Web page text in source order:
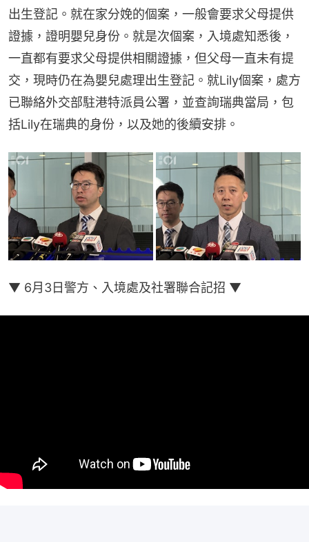
出生登記。就在家分娩的個案，一般會要求父母提供
證據，證明嬰兒身份。就是次個案，入境處知悉後，
一直都有要求父母提供相關證據，但父母一直未有提
交，現時仍在為嬰兒處理出生登記。就Lily個案，處方
已聯絡外交部駐港特派員公署，並查詢瑞典當局，包
括Lily在瑞典的身份，以及她的後續安排。
▼ 6月3日警方、入境處及社署聯合記招 ▼